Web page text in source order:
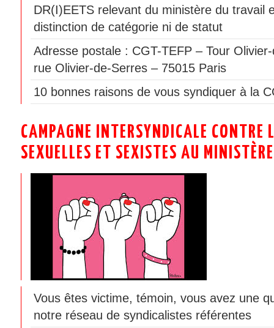
DR(I)EETS relevant du ministère du travail
distinction de catégorie ni de statut
Adresse postale : CGT-TEFP – Tour
rue Olivier-de-Serres – 75015 Paris
10 bonnes raisons de vous syndiquer à la
CAMPAGNE INTERSYNDICALE CONTRE
SEXUELLES ET SEXISTES AU MINISTÈRE
Vous êtes victime, témoin, vous avez une
notre réseau de syndicalistes référentes